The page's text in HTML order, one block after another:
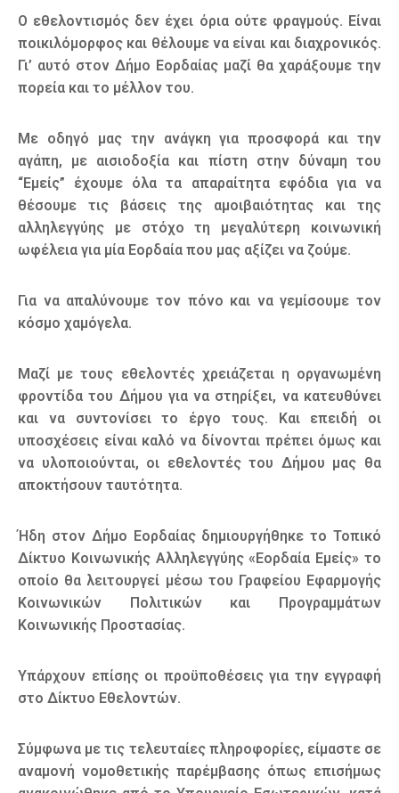
Ο εθελοντισμός δεν έχει όρια ούτε φραγμούς. Είναι
ποικιλόμορφος και θέλουμε να είναι και διαχρονικός.
Γι’ αυτό στον Δήμο Εορδαίας μαζί θα χαράξουμε την
πορεία και το μέλλον του.
Με οδηγό μας την ανάγκη για προσφορά και την
αγάπη, με αισιοδοξία και πίστη στην δύναμη του
“Εμείς” έχουμε όλα τα απαραίτητα εφόδια για να
θέσουμε τις βάσεις της αμοιβαιότητας και της
αλληλεγγύης με στόχο τη μεγαλύτερη κοινωνική
ωφέλεια για μία Εορδαία που μας αξίζει να ζούμε.
Για να απαλύνουμε τον πόνο και να γεμίσουμε τον
κόσμο χαμόγελα.
Μαζί με τους εθελοντές χρειάζεται η οργανωμένη
φροντίδα του Δήμου για να στηρίξει, να κατευθύνει
και να συντονίσει το έργο τους. Και επειδή οι
υποσχέσεις είναι καλό να δίνονται πρέπει όμως και
να υλοποιούνται, οι εθελοντές του Δήμου μας θα
αποκτήσουν ταυτότητα.
Ήδη στον Δήμο Εορδαίας δημιουργήθηκε το Τοπικό
Δίκτυο Κοινωνικής Αλληλεγγύης «Εορδαία Εμείς» το
οποίο θα λειτουργεί μέσω του Γραφείου Εφαρμογής
Κοινωνικών Πολιτικών και Προγραμμάτων
Κοινωνικής Προστασίας.
Υπάρχουν επίσης οι προϋποθέσεις για την εγγραφή
στο Δίκτυο Εθελοντών.
Σύμφωνα με τις τελευταίες πληροφορίες, είμαστε σε
αναμονή νομοθετικής παρέμβασης όπως επισήμως